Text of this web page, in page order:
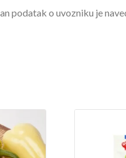
podatak o uvozniku je